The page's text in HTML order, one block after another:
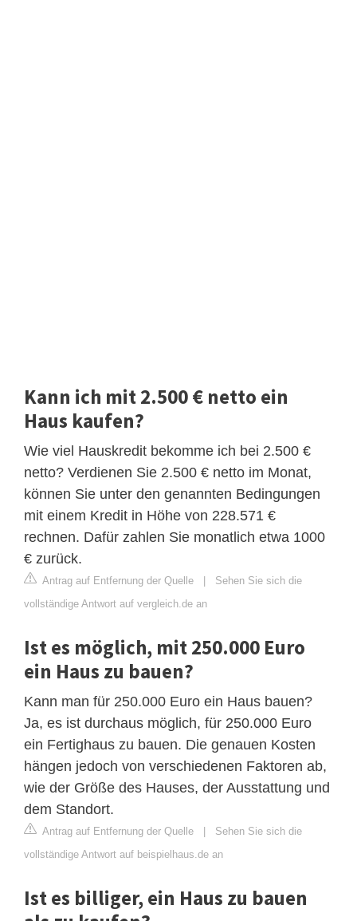
Kann ich mit 2.500 € netto ein
Haus kaufen?
Wie viel Hauskredit bekomme ich bei 2.500 €
netto? Verdienen Sie 2.500 € netto im Monat,
können Sie unter den genannten Bedingungen
mit einem Kredit in Höhe von 228.571 €
rechnen. Dafür zahlen Sie monatlich etwa 1000
€ zurück.
Antrag auf Entfernung der Quelle | Sehen Sie sich die
vollständige Antwort auf vergleich.de an
Ist es möglich, mit 250.000 Euro
ein Haus zu bauen?
Kann man für 250.000 Euro ein Haus bauen?
Ja, es ist durchaus möglich, für 250.000 Euro
ein Fertighaus zu bauen. Die genauen Kosten
hängen jedoch von verschiedenen Faktoren ab,
wie der Größe des Hauses, der Ausstattung und
dem Standort.
Antrag auf Entfernung der Quelle | Sehen Sie sich die
vollständige Antwort auf beispielhaus.de an
Ist es billiger, ein Haus zu bauen